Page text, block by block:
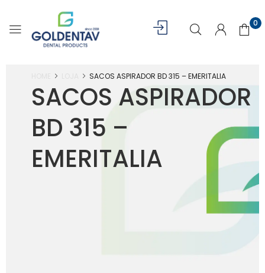
0
SACOS ASPIRADOR
BD 315 –
EMERITALIA
SACOS ASPIRADOR BD 315 – EMERITALIA